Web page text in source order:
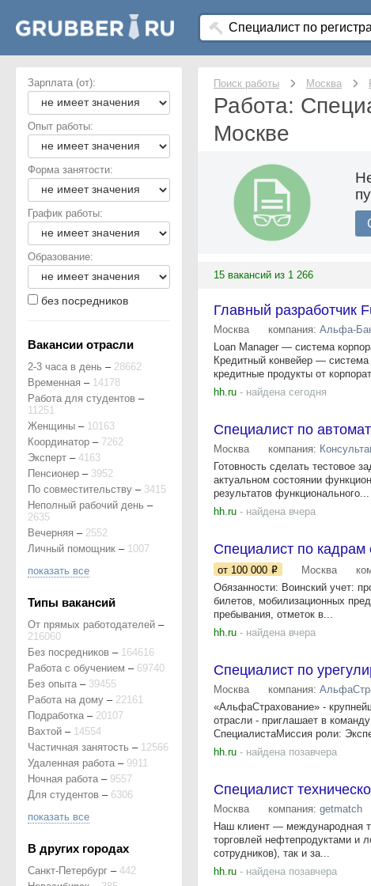
Поиск работы Москва
Работа:
Москве
15 вакансий из 1 266
Главный разработчик
Москва компания: Альфа-
Loan Manager — система
Кредитный конвейер — система
кредитные продукты от
hh.ru - найдена сегодня
Специалист по
Москва компания:
Готовность сделать тестовое
актуальном состоянии
результатов функционального...
hh.ru - найдена вчера
Специалист по кадрам
от 100 000 Москва
Обязанности: Воинский учет:
билетов, мобилизационных
пребывания, отметок в...
hh.ru - найдена вчера
Специалист по
Москва компания:
«АльфаСтрахование» -
отрасли - приглашает в
СпециалистаМиссия роли:
hh.ru - найдена позавчера
Специалист
Москва компания: getmatch
Наш клиент — международная
торговлей нефтепродуктами и
сотрудников), так и за...
hh.ru - найдена позавчера
Зарплата (от):
Опыт работы:
Форма занятости:
График работы:
Образование:
без посредников
Вакансии отрасли
2-3 часа в день – 28662
Временная – 14178
Работа для студентов –
11251
Женщины – 10163
Координатор – 7262
Эксперт – 4163
Пенсионер – 3952
По совместительству – 3415
Неполный рабочий день –
2635
Вечерняя – 2552
Личный помощник – 1007
показать все
Типы вакансий
От прямых работодателей –
216060
Без посредников – 164616
Работа с обучением – 69740
Без опыта – 39455
Работа на дому – 22161
Подработка – 20107
Вахтой – 14554
Частичная занятость – 12566
Удаленная работа – 9911
Ночная работа – 9557
Для студентов – 6306
показать все
В других городах
Санкт-Петербург – 442